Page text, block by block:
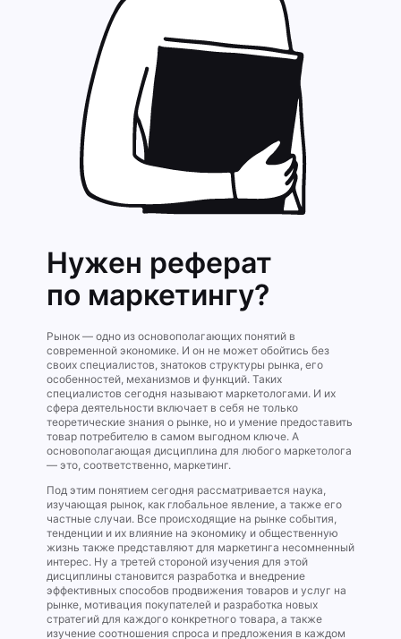
Нужен реферат
по маркетингу?
Рынок — одно из основополагающих понятий в
современной экономике. И он не может обойтись без
своих специалистов, знатоков структуры рынка, его
особенностей, механизмов и функций. Таких
специалистов сегодня называют маркетологами. И их
сфера деятельности включает в себя не только
теоретические знания о рынке, но и умение предоставить
товар потребителю в самом выгодном ключе. А
основополагающая дисциплина для любого маркетолога
— это, соответственно, маркетинг.
Под этим понятием сегодня рассматривается наука,
изучающая рынок, как глобальное явление, а также его
частные случаи. Все происходящие на рынке события,
тенденции и их влияние на экономику и общественную
жизнь также представляют для маркетинга несомненный
интерес. Ну а третей стороной изучения для этой
дисциплины становится разработка и внедрение
эффективных способов продвижения товаров и услуг на
рынке, мотивация покупателей и разработка новых
стратегий для каждого конкретного товара, а также
изучение соотношения спроса и предложения в каждом